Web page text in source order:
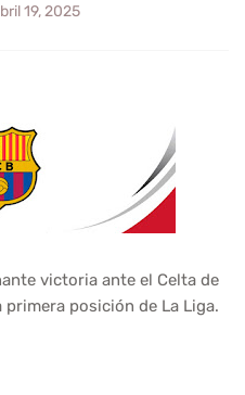
19, 2025
victoria ante el Celta de
posición de La Liga.